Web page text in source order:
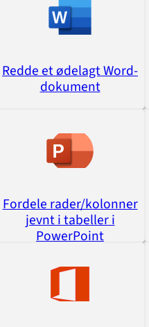
Redde et ødelagt Word-
dokument
Fordele rader/kolonner
jevnt i tabeller i
PowerPoint